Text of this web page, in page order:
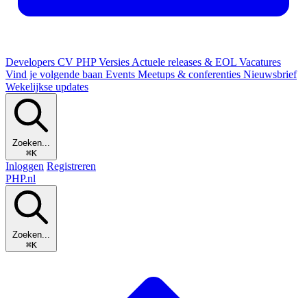
Developers CV PHP Versies Actuele releases & EOL Vacatures
Vind je volgende baan Events Meetups & conferenties Nieuwsbrief
Wekelijkse updates
Zoeken...
⌘K
Inloggen Registreren
PHP.nl
Zoeken...
⌘K